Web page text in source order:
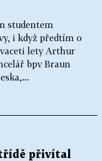
studentem
i když předtím o
lety Arthur
bpv Braun
třídě přivítal